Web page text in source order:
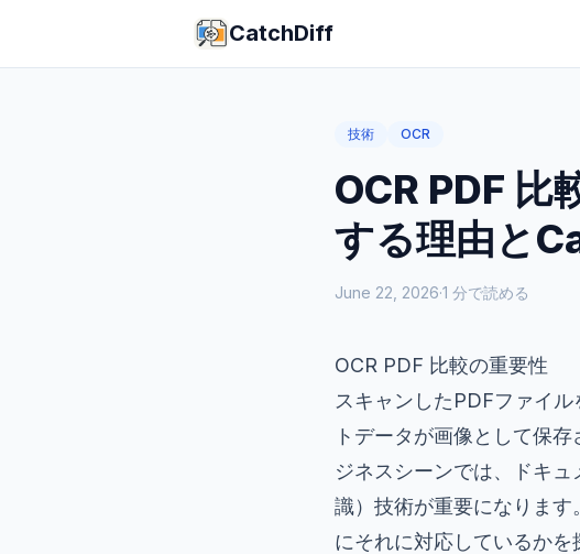
CatchDiff
技術 OCR
OCR PDF 比
する理由と
June 22, 2026·1 分で読める
OCR PDF 比較の重要性
スキャンしたPDFファイ
トデータが画像として保
ジネスシーンでは、ドキ
識）技術が重要になりま
にそれに対応しているかを